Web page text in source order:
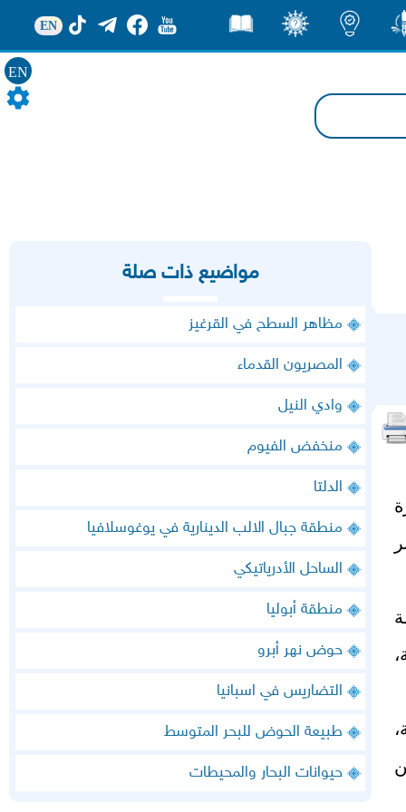
EN
EN
مواضيع ذات صلة
مظاهر السطح في القرغيز
المصريون القدماء
وادي النيل
منخفض الفيوم
الدلتا
منطقة جبال الالب الدينارية في يوغوسلافيا
الساحل الأدرياتيكي
منطقة أبوليا
حوض نهر أبرو
التضاريس في اسبانيا
طبيعة الحوض للبحر المتوسط
حيوانات البحار والمحيطات